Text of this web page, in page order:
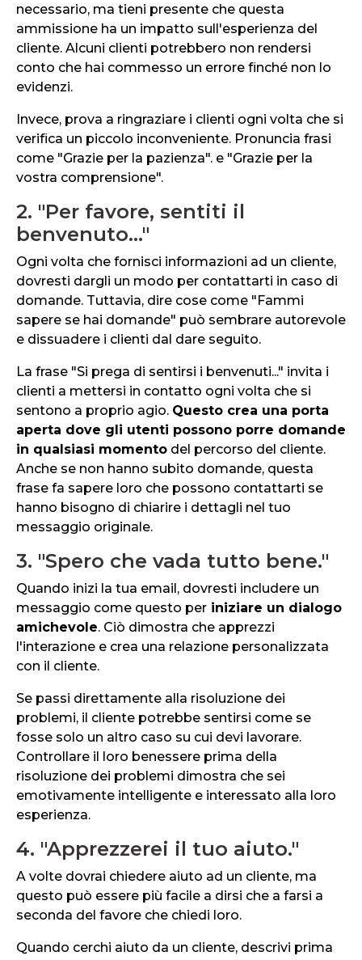
necessario, ma tieni presente che questa
ammissione ha un impatto sull'esperienza del
cliente. Alcuni clienti potrebbero non rendersi
conto che hai commesso un errore finché non lo
evidenzi.
Invece, prova a ringraziare i clienti ogni volta che si
verifica un piccolo inconveniente. Pronuncia frasi
come "Grazie per la pazienza". e "Grazie per la
vostra comprensione".
2. "Per favore, sentiti il ​​
benvenuto..."
Ogni volta che fornisci informazioni ad un cliente,
dovresti dargli un modo per contattarti in caso di
domande. Tuttavia, dire cose come "Fammi
sapere se hai domande" può sembrare autorevole
e dissuadere i clienti dal dare seguito.
La frase "Si prega di sentirsi i benvenuti..." invita i
clienti a mettersi in contatto ogni volta che si
sentono a proprio agio. Questo crea una porta
aperta dove gli utenti possono porre domande
in qualsiasi momento del percorso del cliente.
Anche se non hanno subito domande, questa
frase fa sapere loro che possono contattarti se
hanno bisogno di chiarire i dettagli nel tuo
messaggio originale.
3. "Spero che vada tutto bene."
Quando inizi la tua email, dovresti includere un
messaggio come questo per iniziare un dialogo
amichevole. Ciò dimostra che apprezzi
l'interazione e crea una relazione personalizzata
con il cliente.
Se passi direttamente alla risoluzione dei
problemi, il cliente potrebbe sentirsi come se
fosse solo un altro caso su cui devi lavorare.
Controllare il loro benessere prima della
risoluzione dei problemi dimostra che sei
emotivamente intelligente e interessato alla loro
esperienza.
4. "Apprezzerei il tuo aiuto."
A volte dovrai chiedere aiuto ad un cliente, ma
questo può essere più facile a dirsi che a farsi a
seconda del favore che chiedi loro.
Quando cerchi aiuto da un cliente, descrivi prima